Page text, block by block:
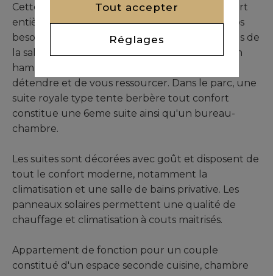
Cette villa spacieuse dispose d'une salle de sport
entièrement équipée pour répondre à tous vos
besoins en matière d'exercice physique. En plus de
la salle de sport, la villa dispose également d'un
hammam privé pour vous permettre de vous
détendre et de vous ressourcer. Dans le parc, une
suite royale type tente berbère tout confort
constitue une 6eme suite ainsi qu'un bureau-
chambre.
Les suites sont décorées avec goût et disposent de
tout le confort moderne, notamment la
climatisation et une salle de bains privative. Les
panneaux solaires permettent une qualité de
chauffage et climatisation à couts maitrisés.
Appartement de fonction pour un couple
constitué d'un espace seconde cuisine, chambre
Tout accepter
Réglages